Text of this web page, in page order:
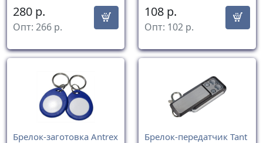
280 р.
Опт: 266 р.
108 р.
Опт: 102 р.
Брелок-заготовка Antrex
Брелок-передатчик Tant